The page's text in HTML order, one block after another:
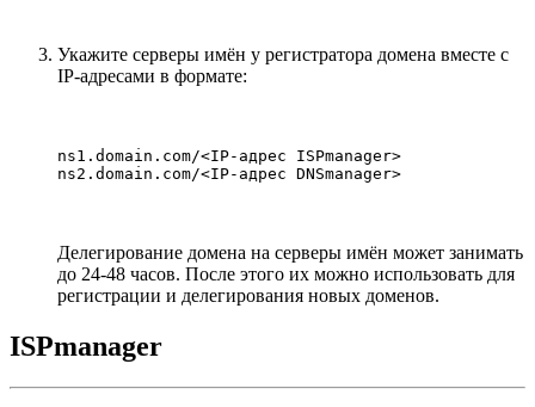
Укажите серверы имён у регистратора домена вместе с
IP-адресами в формате:
ns1.domain.com/<IP-адрес ISPmanager>
Делегирование домена на серверы имён может занимать
до 24-48 часов. После этого их можно использовать для
регистрации и делегирования новых доменов.
ISPmanager